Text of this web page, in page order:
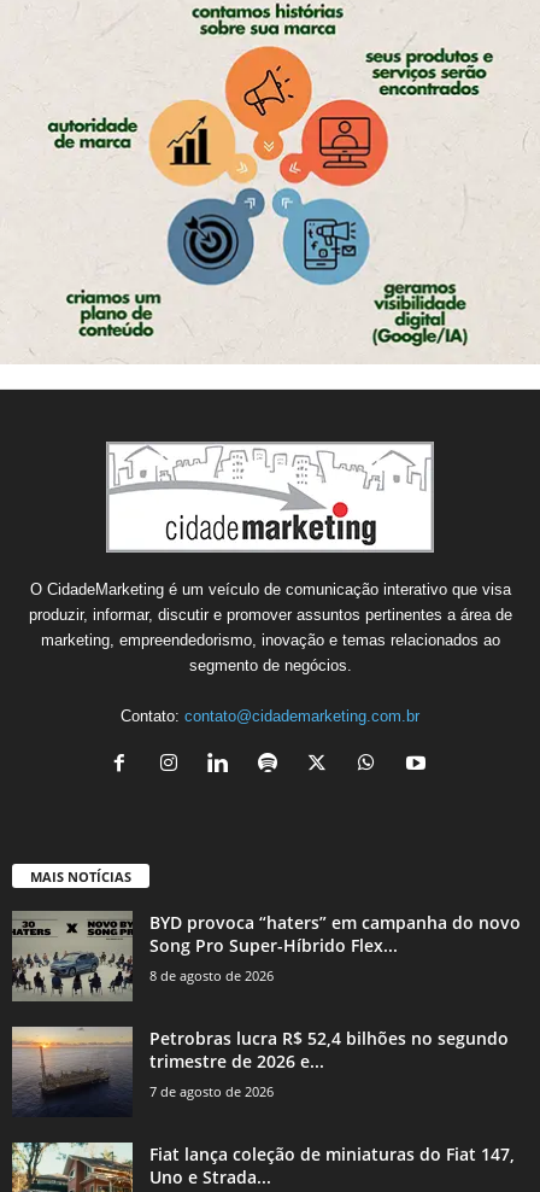
O CidadeMarketing é um veículo de comunicação interativo que visa
produzir, informar, discutir e promover assuntos pertinentes a área de
marketing, empreendedorismo, inovação e temas relacionados ao
segmento de negócios.
Contato: contato@cidademarketing.com.br
MAIS NOTÍCIAS
BYD provoca “haters” em campanha do novo
Song Pro Super-Híbrido Flex...
8 de agosto de 2026
Petrobras lucra R$ 52,4 bilhões no segundo
trimestre de 2026 e...
7 de agosto de 2026
Fiat lança coleção de miniaturas do Fiat 147,
Uno e Strada...